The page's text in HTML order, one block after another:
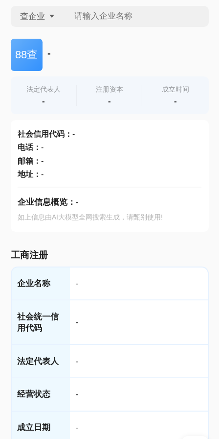
查企业
查企业
查产地
88查 -
法定代表人
-
注册资本
-
成立时间
-
社会信用代码： -
电话： -
邮箱： -
地址： -
企业信息概览： -
如上信息由AI大模型全网搜索生成，请甄别使用!
工商注册
企业名称 -
社会统一信
用代码
-
法定代表人 -
经营状态 -
成立日期 -